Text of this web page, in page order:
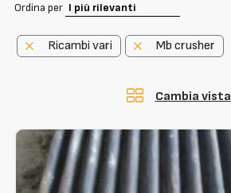
Ordina per
Ricambi vari Mb crusher
Cambia vista